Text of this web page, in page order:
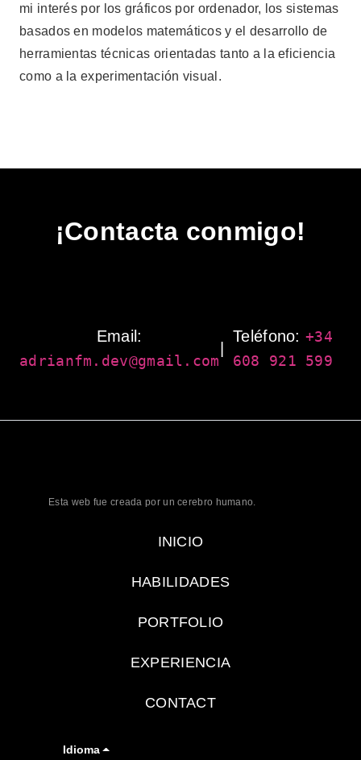
mi interés por los gráficos por ordenador, los sistemas
basados en modelos matemáticos y el desarrollo de
herramientas técnicas orientadas tanto a la eficiencia
como a la experimentación visual.
¡Contacta conmigo!
Email:
adrianfm.dev@gmail.com
Teléfono: +34
608 921 599
Esta web fue creada por un cerebro humano.
INICIO
HABILIDADES
PORTFOLIO
EXPERIENCIA
CONTACT
Idioma